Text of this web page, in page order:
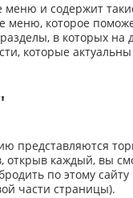
меню и содержит
меню, которое
в которых
которые
представляются
каждый, вы
по этому
части страницы).